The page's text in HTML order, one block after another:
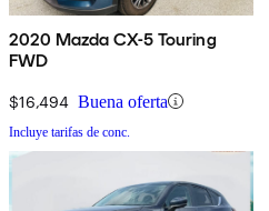
2020 Mazda CX-5 Touring
FWD
$16,494 Buena oferta
Incluye tarifas de conc.